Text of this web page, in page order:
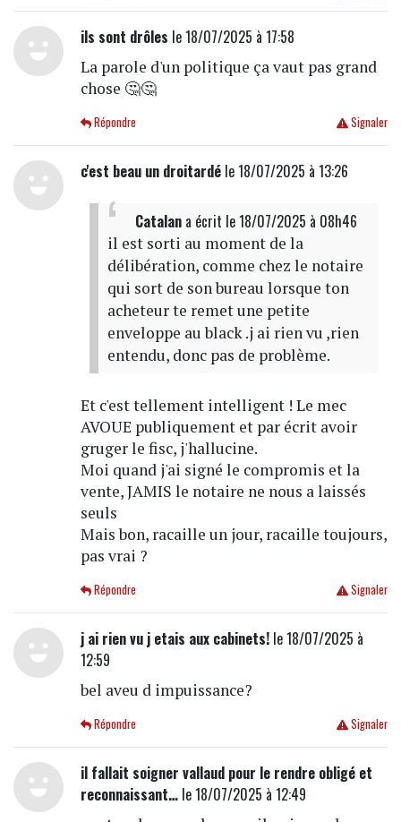
ils sont drôles le 18/07/2025 à 17:58
La parole d'un politique ça vaut pas grand
chose 🤔🤔
Signaler
Répondre
c'est beau un droitardéle 18/07/2025 à 13:26
Catalana écrit le 18/07/2025 à 08h46
il est sorti au moment de la
délibération, comme chez le notaire
qui sort de son bureau lorsque ton
acheteur te remet une petite
enveloppe au black .j ai rien vu ,rien
entendu, donc pas de problème.
Et c'est tellement intelligent ! Le mec
AVOUE publiquement et par écrit avoir
gruger le fisc, j'hallucine.
Moi quand j'ai signé le compromis et la
vente, JAMIS le notaire ne nous a laissés
seuls
Mais bon, racaille un jour, racaille toujours,
pas vrai ?
Signaler
Répondre
j ai rien vu j etais aux cabinets!le 18/07/2025 à
12:59
bel aveu d impuissance?
Signaler
Répondre
il fallait soigner vallaud pour le rendre obligé et
reconnaissant…le 18/07/2025 à 12:49